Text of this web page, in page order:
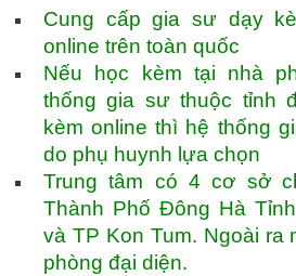
Cung cấp gia sư dạy
online trên toàn quốc
Nếu học kèm tại nhà
thống gia sư thuộc tỉnh
kèm online thì hệ thống
do phụ huynh lựa chọn
Trung tâm có 4 cơ sở
Thành Phố Đông Hà
và TP Kon Tum. Ngoài ra
phòng đại diện.